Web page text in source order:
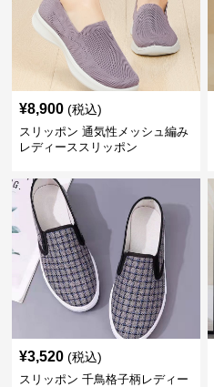
¥8,900 (税込)
スリッポン 通気性メッシュ編み
レディーススリッポン
¥3,520 (税込)
スリッポン 千鳥格子柄レディー